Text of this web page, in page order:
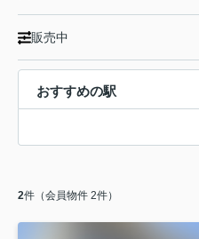
販売中
おすすめの駅
2件（会員物件 2件）